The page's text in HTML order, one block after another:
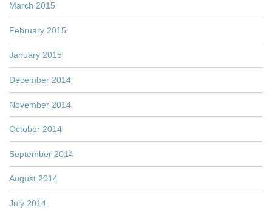
March 2015
February 2015
January 2015
December 2014
November 2014
October 2014
September 2014
August 2014
July 2014